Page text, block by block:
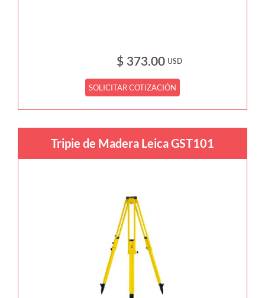
$ 373.00 USD
SOLICITAR COTIZACIÓN
Tripie de Madera Leica GST101